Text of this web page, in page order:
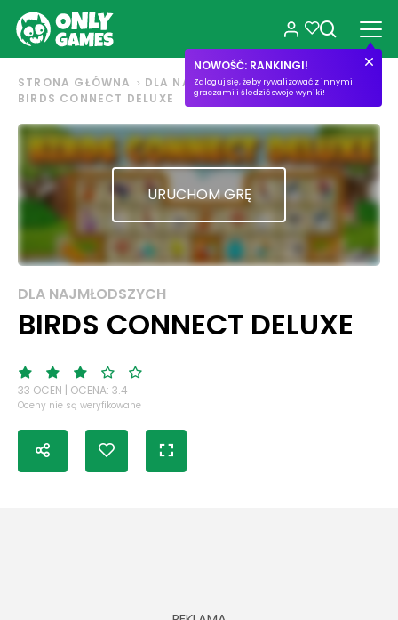
NOWOŚĆ: RANKINGI!
Zaloguj się, żeby rywalizować z innymi
graczami i śledzić swoje wyniki!
STRONA GŁÓWNA
DLA NAJMŁODSZYCH
BIRDS CONNECT DELUXE
URUCHOM GRĘ
DLA NAJMŁODSZYCH
BIRDS CONNECT DELUXE
33 OCEN | OCENA: 3.4
Oceny nie są weryfikowane